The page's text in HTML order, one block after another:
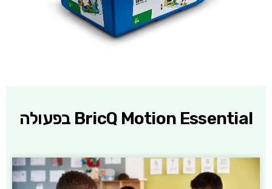
BricQ Motion Essential בפעולה